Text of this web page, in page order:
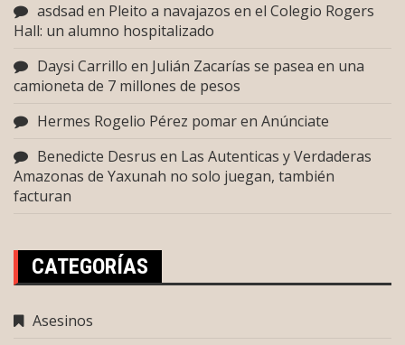
asdsad en Pleito a navajazos en el Colegio Rogers
Hall: un alumno hospitalizado
Daysi Carrillo en Julián Zacarías se pasea en una
camioneta de 7 millones de pesos
Hermes Rogelio Pérez pomaren Anúnciate
Benedicte Desrus en Las Autenticas y Verdaderas
Amazonas de Yaxunah no solo juegan, también
facturan
CATEGORÍAS
Asesinos